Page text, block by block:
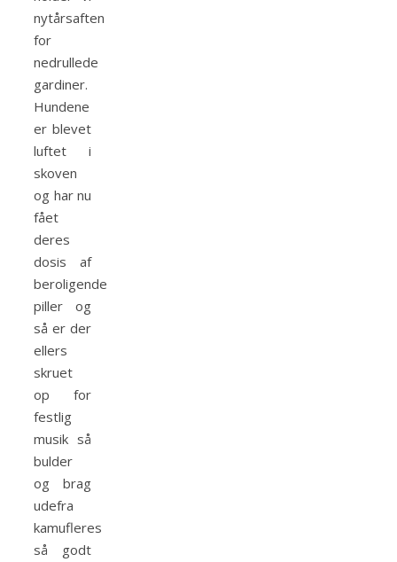
nytårsaften
for
nedrullede
gardiner.
Hundene
er blevet
luftet i
skoven
og har nu
fået
deres
dosis af
beroligende
piller og
så er der
ellers
skruet
op for
festlig
musik så
bulder
og brag
udefra
kamufleres
så godt